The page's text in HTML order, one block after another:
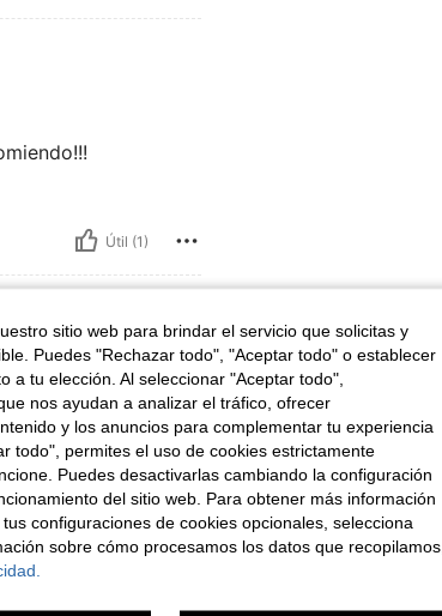
Útil (1)
sitio web para brindar el servicio que solicitas y
Puedes "Rechazar todo", "Aceptar todo" o establecer
a tu elección. Al seleccionar "Aceptar todo",
nos ayudan a analizar el tráfico, ofrecer
y los anuncios para complementar tu experiencia
todo", permites el uso de cookies estrictamente
Puedes desactivarlas cambiando la configuración
del sitio web. Para obtener más información
configuraciones de cookies opcionales, selecciona
sobre cómo procesamos los datos que recopilamos,